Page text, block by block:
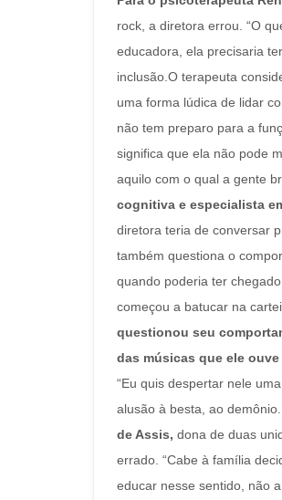
rock, a diretora errou. “O
educadora, ela precisaria
inclusão.O terapeuta
uma forma lúdica de lidar
não tem preparo para a
significa que ela não pode
aquilo com o qual a gente
cognitiva e especialista
diretora teria de conversar
também questiona o
quando poderia ter
começou a batucar na
questionou seu
das músicas que ele
“Eu quis despertar nele
alusão à besta, ao
de Assis, dona de duas
errado. “Cabe à família
educar nesse sentido, não